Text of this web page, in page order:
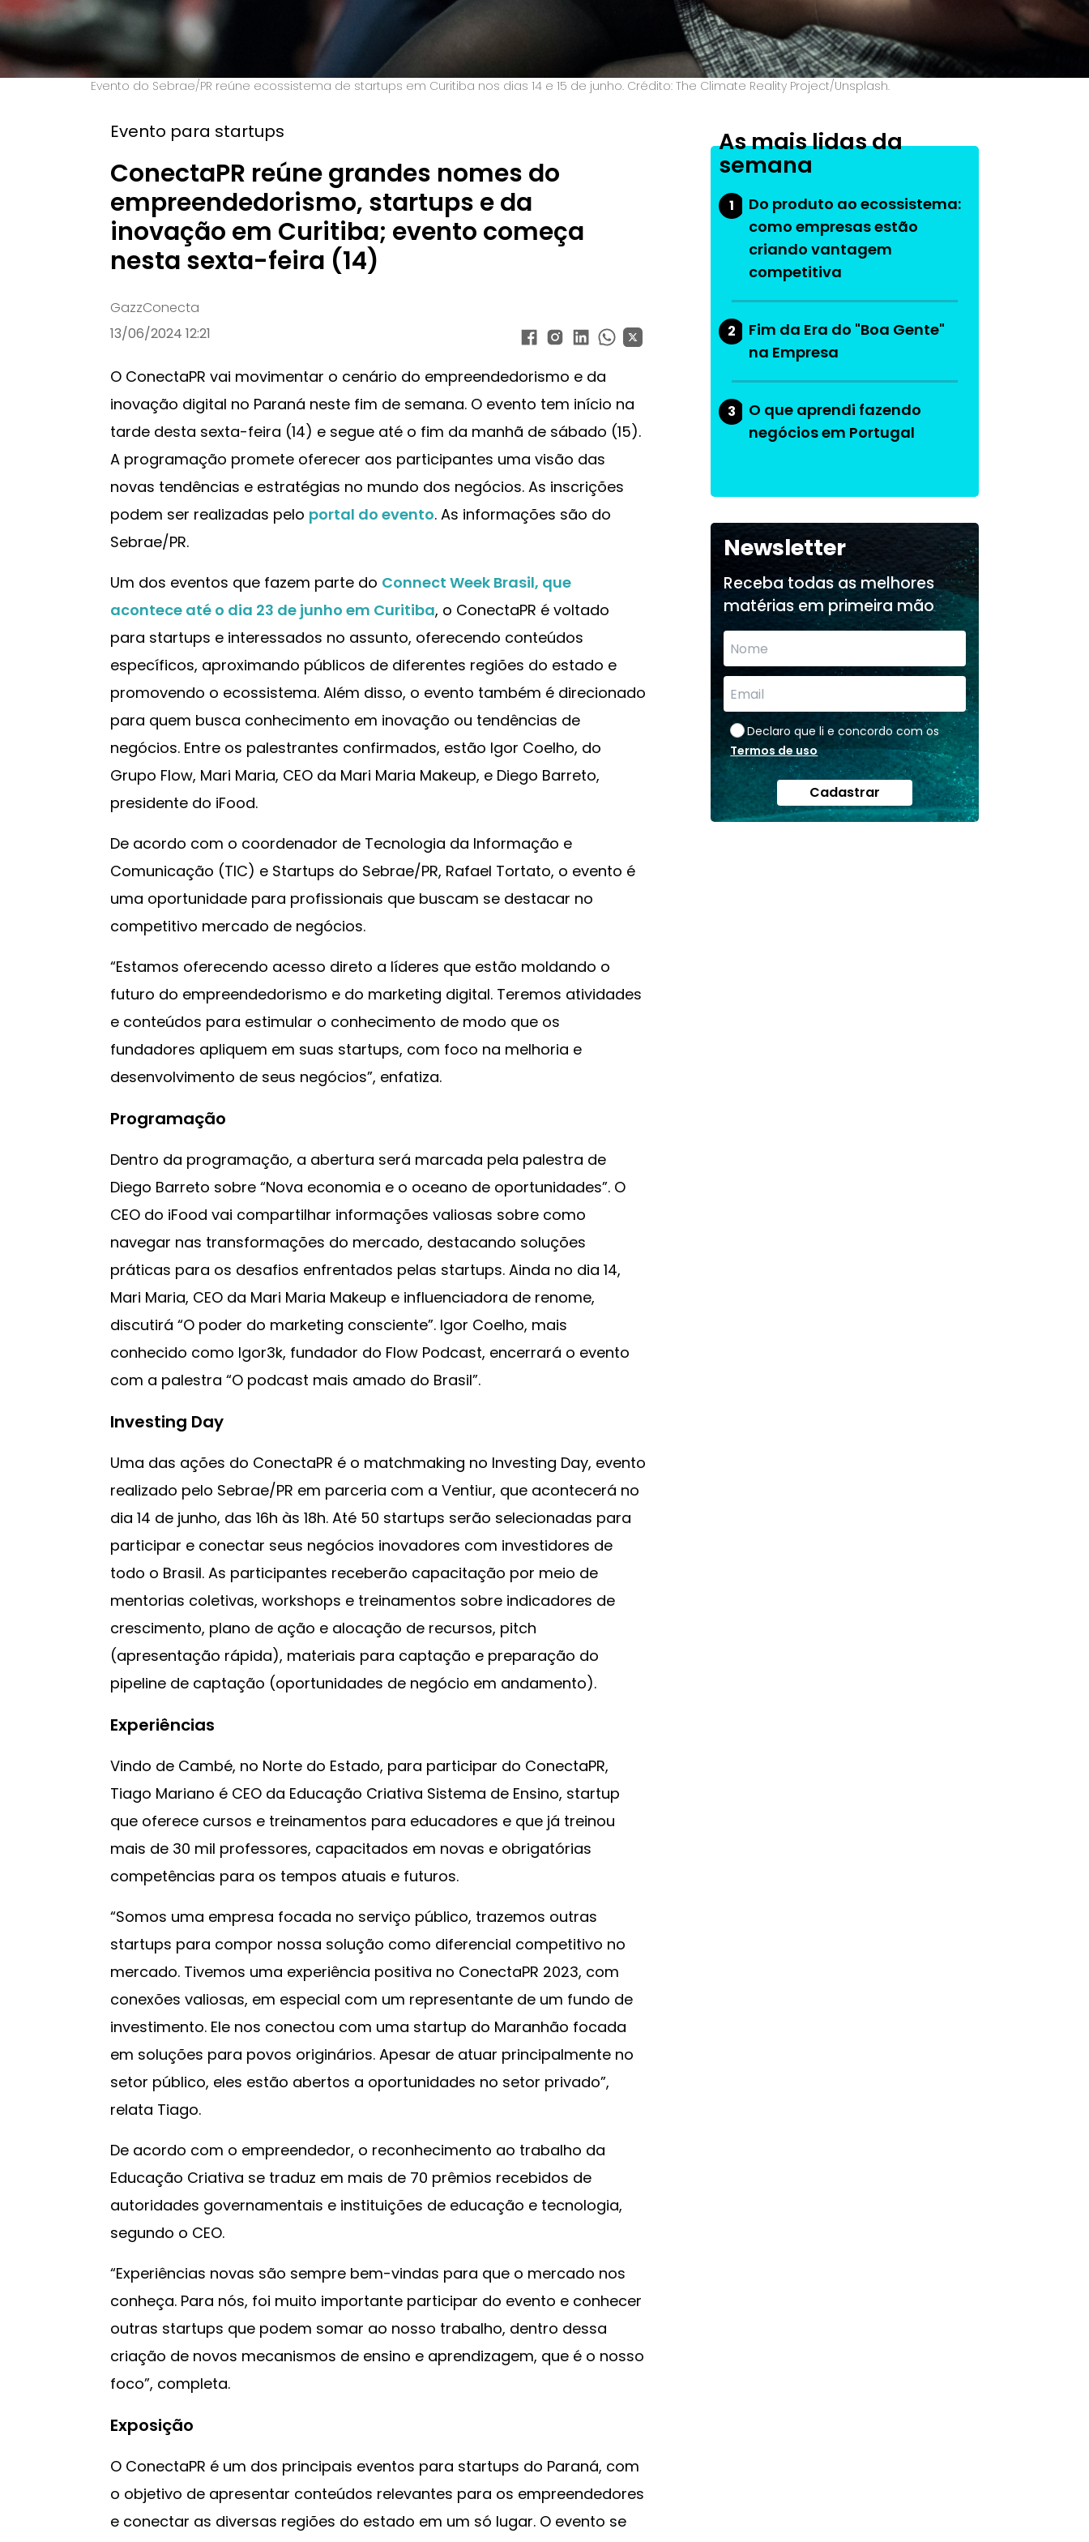
Evento do Sebrae/PR reúne ecossistema de startups em Curitiba nos dias 14 e 15 de junho. Crédito: The Climate Reality Project/Unsplash.
Evento para startups
ConectaPR reúne grandes nomes do
empreendedorismo, startups e da
inovação em Curitiba; evento começa
nesta sexta-feira (14)
GazzConecta
13/06/2024 12:21
O ConectaPR vai movimentar o cenário do empreendedorismo e da
inovação digital no Paraná neste fim de semana. O evento tem início na
tarde desta sexta-feira (14) e segue até o fim da manhã de sábado (15).
A programação promete oferecer aos participantes uma visão das
novas tendências e estratégias no mundo dos negócios. As inscrições
podem ser realizadas pelo portal do evento. As informações são do
Sebrae/PR.
Um dos eventos que fazem parte do Connect Week Brasil, que
acontece até o dia 23 de junho em Curitiba, o ConectaPR é voltado
para startups e interessados no assunto, oferecendo conteúdos
específicos, aproximando públicos de diferentes regiões do estado e
promovendo o ecossistema. Além disso, o evento também é direcionado
para quem busca conhecimento em inovação ou tendências de
negócios. Entre os palestrantes confirmados, estão Igor Coelho, do
Grupo Flow, Mari Maria, CEO da Mari Maria Makeup, e Diego Barreto,
presidente do iFood.
De acordo com o coordenador de Tecnologia da Informação e
Comunicação (TIC) e Startups do Sebrae/PR, Rafael Tortato, o evento é
uma oportunidade para profissionais que buscam se destacar no
competitivo mercado de negócios.
“Estamos oferecendo acesso direto a líderes que estão moldando o
futuro do empreendedorismo e do marketing digital. Teremos atividades
e conteúdos para estimular o conhecimento de modo que os
fundadores apliquem em suas startups, com foco na melhoria e
desenvolvimento de seus negócios”, enfatiza.
Programação
Dentro da programação, a abertura será marcada pela palestra de
Diego Barreto sobre “Nova economia e o oceano de oportunidades”. O
CEO do iFood vai compartilhar informações valiosas sobre como
navegar nas transformações do mercado, destacando soluções
práticas para os desafios enfrentados pelas startups. Ainda no dia 14,
Mari Maria, CEO da Mari Maria Makeup e influenciadora de renome,
discutirá “O poder do marketing consciente”. Igor Coelho, mais
conhecido como Igor3k, fundador do Flow Podcast, encerrará o evento
com a palestra “O podcast mais amado do Brasil”.
Investing Day
Uma das ações do ConectaPR é o matchmaking no Investing Day, evento
realizado pelo Sebrae/PR em parceria com a Ventiur, que acontecerá no
dia 14 de junho, das 16h às 18h. Até 50 startups serão selecionadas para
participar e conectar seus negócios inovadores com investidores de
todo o Brasil. As participantes receberão capacitação por meio de
mentorias coletivas, workshops e treinamentos sobre indicadores de
crescimento, plano de ação e alocação de recursos, pitch
(apresentação rápida), materiais para captação e preparação do
pipeline de captação (oportunidades de negócio em andamento).
Experiências
Vindo de Cambé, no Norte do Estado, para participar do ConectaPR,
Tiago Mariano é CEO da Educação Criativa Sistema de Ensino, startup
que oferece cursos e treinamentos para educadores e que já treinou
mais de 30 mil professores, capacitados em novas e obrigatórias
competências para os tempos atuais e futuros.
“Somos uma empresa focada no serviço público, trazemos outras
startups para compor nossa solução como diferencial competitivo no
mercado. Tivemos uma experiência positiva no ConectaPR 2023, com
conexões valiosas, em especial com um representante de um fundo de
investimento. Ele nos conectou com uma startup do Maranhão focada
em soluções para povos originários. Apesar de atuar principalmente no
setor público, eles estão abertos a oportunidades no setor privado”,
relata Tiago.
De acordo com o empreendedor, o reconhecimento ao trabalho da
Educação Criativa se traduz em mais de 70 prêmios recebidos de
autoridades governamentais e instituições de educação e tecnologia,
segundo o CEO.
“Experiências novas são sempre bem-vindas para que o mercado nos
conheça. Para nós, foi muito importante participar do evento e conhecer
outras startups que podem somar ao nosso trabalho, dentro dessa
criação de novos mecanismos de ensino e aprendizagem, que é o nosso
foco”, completa.
Exposição
O ConectaPR é um dos principais eventos para startups do Paraná, com
o objetivo de apresentar conteúdos relevantes para os empreendedores
e conectar as diversas regiões do estado em um só lugar. O evento se
As mais lidas da
semana
1
Do produto ao ecossistema:
como empresas estão
criando vantagem
competitiva
2
Fim da Era do "Boa Gente"
na Empresa
3
O que aprendi fazendo
negócios em Portugal
Newsletter
Receba todas as melhores
matérias em primeira mão
Declaro que li e concordo com os
Termos de uso
Cadastrar